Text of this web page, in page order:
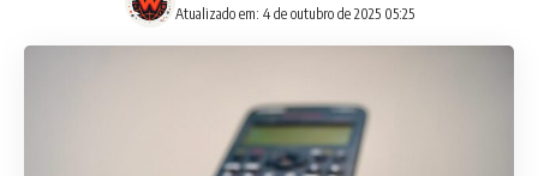
Atualizado em: 4 de outubro de 2025 05:25